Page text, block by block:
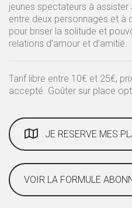
jeunes spectateurs à assister
entre deux personnages et
pour briser la solitude et
relations d’amour et d’amitié.
Tarif libre entre 10€ et 25€,
accepté. Goûter sur place
JE RESERVE MES
VOIR LA FORMULE